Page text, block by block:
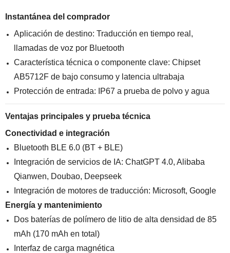
Instantánea del comprador
Aplicación de destino: Traducción en tiempo real,
llamadas de voz por Bluetooth
Característica técnica o componente clave: Chipset
AB5712F de bajo consumo y latencia ultrabaja
Protección de entrada: IP67 a prueba de polvo y agua
Ventajas principales y prueba técnica
Conectividad e integración
Bluetooth BLE 6.0 (BT + BLE)
Integración de servicios de IA: ChatGPT 4.0, Alibaba
Qianwen, Doubao, Deepseek
Integración de motores de traducción: Microsoft, Google
Energía y mantenimiento
Dos baterías de polímero de litio de alta densidad de 85
mAh (170 mAh en total)
Interfaz de carga magnética